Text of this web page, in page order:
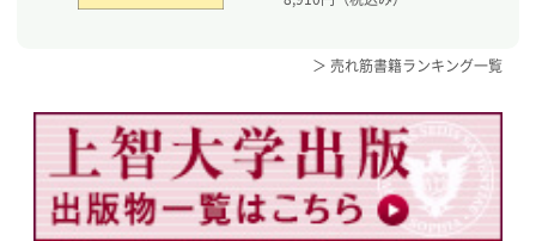
＞ 売れ筋書籍ランキング一覧